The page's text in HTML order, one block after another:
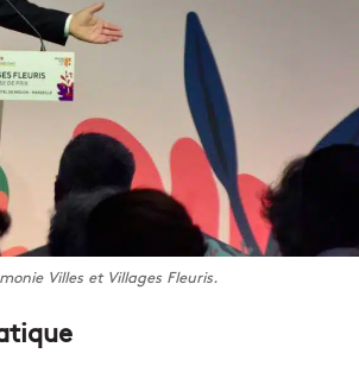
Villes et Villages Fleuris.